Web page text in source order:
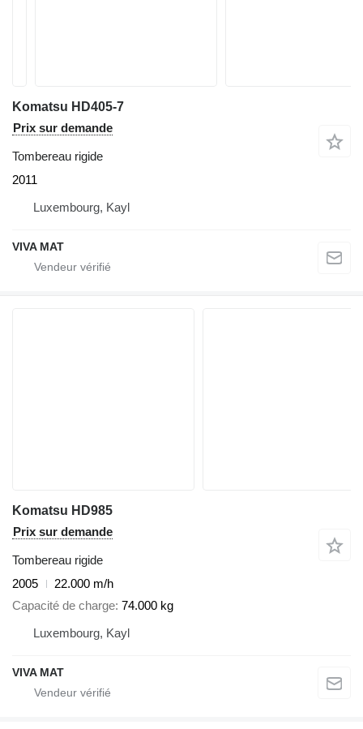
Komatsu HD405-7
Prix sur demande
Tombereau rigide
2011
Luxembourg, Kayl
VIVA MAT
Komatsu HD985
Prix sur demande
Tombereau rigide
2005
22.000 m/h
Capacité de charge 74.000 kg
Luxembourg, Kayl
VIVA MAT